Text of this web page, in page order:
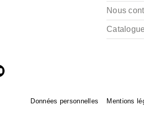
Nous
Catalogue
Données personnelles Mentions